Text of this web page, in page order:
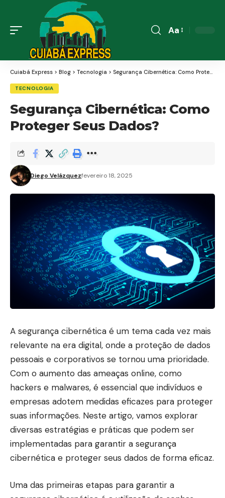
Font
Aa
Cuiabá Express > Blog > Tecnologia > Segurança Cibernética: Como Proteger Seus Dados?
TECNOLOGIA
Segurança Cibernética: Como
Proteger Seus Dados?
Diego Velázquezfevereiro 18, 2025
A segurança cibernética é um tema cada vez mais
relevante na era digital, onde a proteção de dados
pessoais e corporativos se tornou uma prioridade.
Com o aumento das ameaças online, como
hackers e malwares, é essencial que indivíduos e
empresas adotem medidas eficazes para proteger
suas informações. Neste artigo, vamos explorar
diversas estratégias e práticas que podem ser
implementadas para garantir a segurança
cibernética e proteger seus dados de forma eficaz.
Uma das primeiras etapas para garantir a